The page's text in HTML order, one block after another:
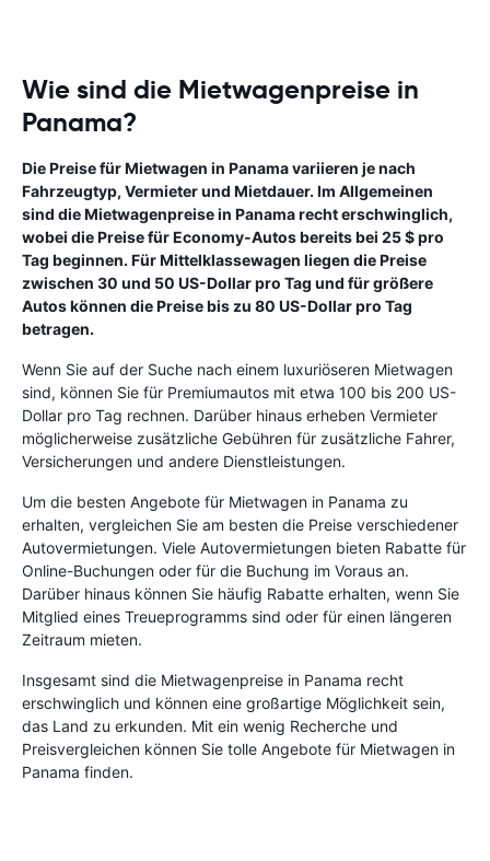
Wie sind die Mietwagenpreise in
Panama?
Die Preise für Mietwagen in Panama variieren je nach
Fahrzeugtyp, Vermieter und Mietdauer. Im Allgemeinen
sind die Mietwagenpreise in Panama recht erschwinglich,
wobei die Preise für Economy-Autos bereits bei 25 $ pro
Tag beginnen. Für Mittelklassewagen liegen die Preise
zwischen 30 und 50 US-Dollar pro Tag und für größere
Autos können die Preise bis zu 80 US-Dollar pro Tag
betragen.
Wenn Sie auf der Suche nach einem luxuriöseren Mietwagen
sind, können Sie für Premiumautos mit etwa 100 bis 200 US-
Dollar pro Tag rechnen. Darüber hinaus erheben Vermieter
möglicherweise zusätzliche Gebühren für zusätzliche Fahrer,
Versicherungen und andere Dienstleistungen.
Um die besten Angebote für Mietwagen in Panama zu
erhalten, vergleichen Sie am besten die Preise verschiedener
Autovermietungen. Viele Autovermietungen bieten Rabatte für
Online-Buchungen oder für die Buchung im Voraus an.
Darüber hinaus können Sie häufig Rabatte erhalten, wenn Sie
Mitglied eines Treueprogramms sind oder für einen längeren
Zeitraum mieten.
Insgesamt sind die Mietwagenpreise in Panama recht
erschwinglich und können eine großartige Möglichkeit sein,
das Land zu erkunden. Mit ein wenig Recherche und
Preisvergleichen können Sie tolle Angebote für Mietwagen in
Panama finden.